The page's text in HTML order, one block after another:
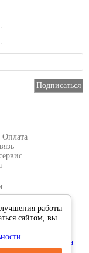
Оплата
работы
сайтом, вы
.